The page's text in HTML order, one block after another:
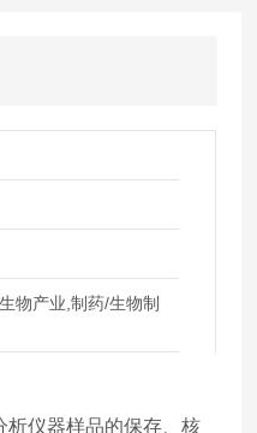
物产业,制药/生物制
析仪器样品的保存、核